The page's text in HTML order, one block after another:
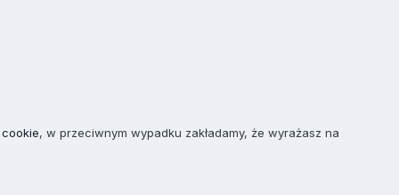
, w przeciwnym wypadku zakładamy, że wyrażasz na